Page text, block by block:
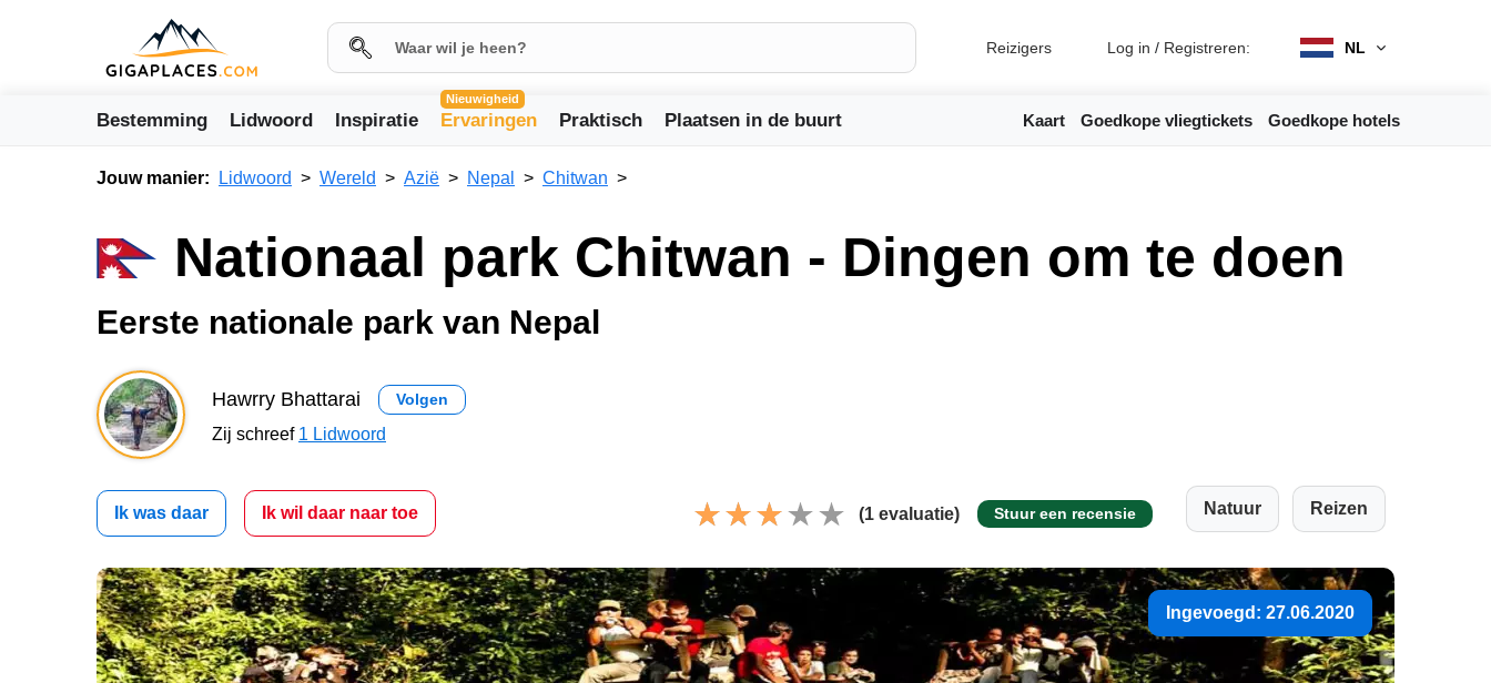
Reizigers Log in / Registreren: NL
Bestemming Lidwoord Inspiratie
Nieuwigheid
Ervaringen Praktisch Plaatsen in de buurt Kaart Goedkope vliegtickets Goedkope hotels
Jouw manier: Lidwoord Wereld Azië Nepal Chitwan
Nationaal park Chitwan - Dingen om te doen
Eerste nationale park van Nepal
Hawrry Bhattarai Volgen
Zij schreef 1 Lidwoord
Ik was daar Ik wil daar naar toe (1 evaluatie) Stuur een recensie Natuur Reizen
Ingevoegd: 27.06.2020